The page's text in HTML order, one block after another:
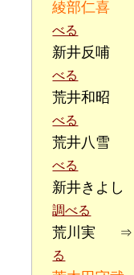
綾部仁喜
べる
新井反哺
べる
荒井和昭
べる
荒井八雪
べる
新井きよし
調べる
荒川実 ⇒
る